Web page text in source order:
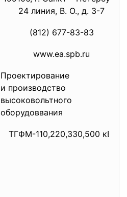
24 линия, В. О., д. 3-7
(812) 677-83-83
www.ea.spb.ru
Проектирование
и производство
высоковольтного
оборудоввания
ТГФМ-110,220,330,500 кВ,